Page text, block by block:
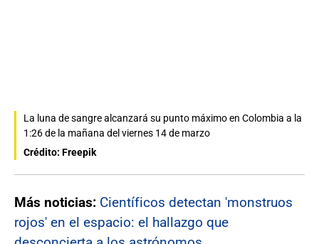
La luna de sangre alcanzará su punto máximo en Colombia a la
1:26 de la mañana del viernes 14 de marzo
Crédito: Freepik
Más noticias: Científicos detectan 'monstruos
rojos' en el espacio: el hallazgo que